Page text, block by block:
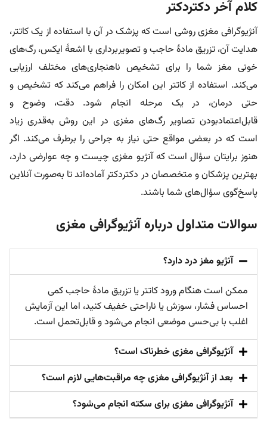
کلام آخر دکتردکتر
آنژیوگرافی مغزی روشی است که پزشک در آن با استفاده از یک کاتتر،
هدایت آن، تزریق مادۀ حاجب و تصویربرداری با اشعۀ ایکس، رگ‌های
خونی مغز شما را برای تشخیص ناهنجاری‌های مختلف ارزیابی
می‌‌کند. استفاده از کاتتر این امکان را فراهم می‌کند که تشخیص و
حتی درمان، در یک مرحله انجام شود. دقت، وضوح و
قابل‌اعتمادبودن تصاویر رگ‌های مغزی در این روش به‌قدری زیاد
است که در بعضی مواقع حتی نیاز به جراحی را برطرف می‌کند. اگر
هنوز برایتان سؤال است که آنژیو مغزی چیست و چه عوارضی دارد،
بهترین پزشکان و متخصصان در دکتردکتر آماده‌اند تا به‌صورت آنلاین
پاسخ‌گوی سؤال‌‎های شما باشند.
سوالات متداول درباره آنژیوگرافی مغزی
آنژیو مغز درد دارد؟
ممکن است هنگام ورود کاتتر یا تزریق مادۀ حاجب کمی
احساس فشار، سوزش یا ناراحتی خفیف کنید، اما این آزمایش
اغلب با بی‌حسی موضعی انجام می‌شود و قابل‌تحمل است.
آنژیوگرافی مغزی خطرناک است؟
بعد از آنژیوگرافی مغزی چه مراقبت‌هایی لازم است؟
آنژیوگرافی مغزی برای سکته انجام می‌شود؟